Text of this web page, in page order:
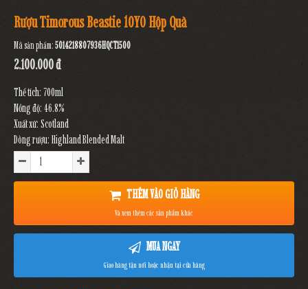
Rượu Timorous Beastie 10YO Hộp Quà
Mã sản phẩm:5014218807936HQCT1500
2.100.000 đ
Thể tích: 700ml
Nồng độ: 46.8%
Xuất xứ: Scotland
Dòng rượu: Highland Blended Malt
THÊM VÀO GIỎ HÀNG
Và xem thêm các sản phẩm khác
MUA NGAY
Giao hàng tận nơi hoặc nhận tại cửa hàng